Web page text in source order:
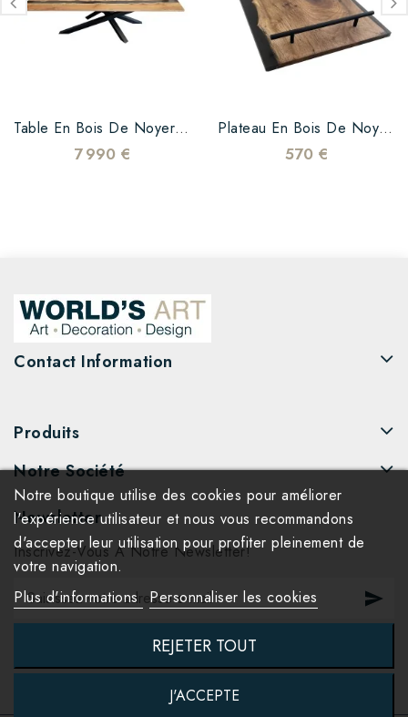
Table En Bois De Noyer Et...
7 990 €
Plateau En Bois De Noyer Et...
570 €
Contact Information
Produits
Notre Société
Newsletter
Inscrivez-Vous À Notre Newsletter!
Notre boutique utilise des cookies pour améliorer
l'expérience utilisateur et nous vous recommandons
d'accepter leur utilisation pour profiter pleinement de
votre navigation.
Plus d'informations Personnaliser les cookies
REJETER TOUT
J'ACCEPTE